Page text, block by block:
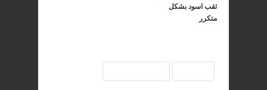
ثقب اسود بشكل
متكرر